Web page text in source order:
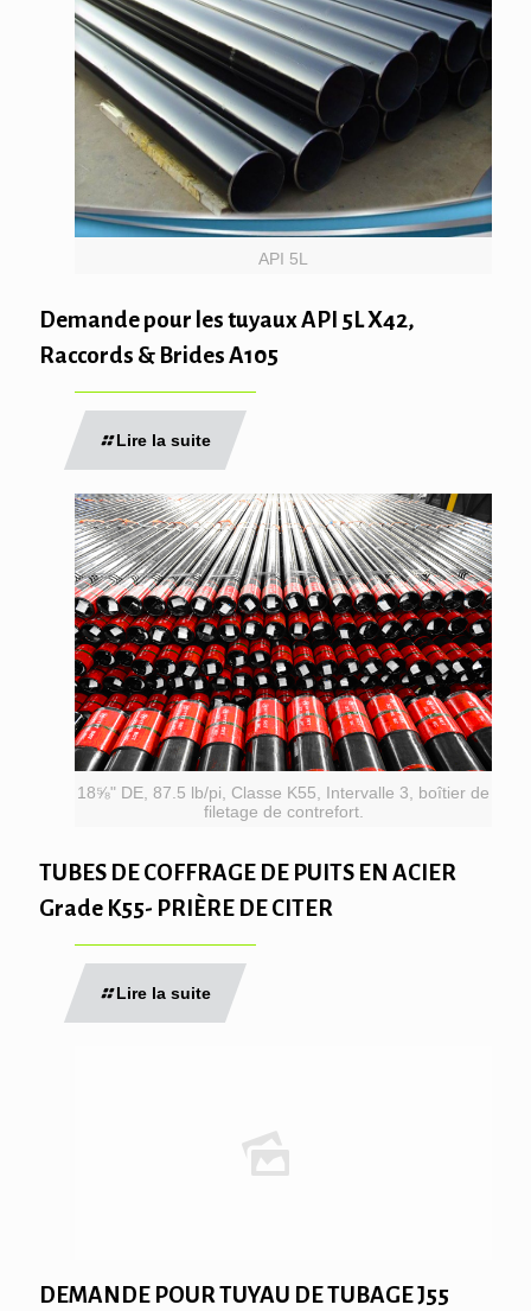
API 5L
Demande pour les tuyaux API 5L X42,
Raccords & Brides A105
Lire la suite
18⅝" DE, 87.5 lb/pi, Classe K55, Intervalle 3, boîtier de
filetage de contrefort.
TUBES DE COFFRAGE DE PUITS EN ACIER
Grade K55- PRIÈRE DE CITER
Lire la suite
DEMANDE POUR TUYAU DE TUBAGE J55